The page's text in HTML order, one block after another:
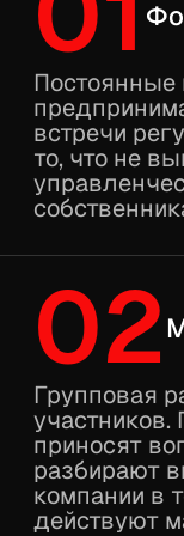
Воркшопы
и практикумы
Онлайн и офлайн, до
под вашу отрасль.
кейсов
Российские
цифры. Никаких «AI
без доказательств.
24/7
Предприниматели,
что работает и что
Помощь
с внедрением
Если нужно не
а сделать:
процессы под ваш